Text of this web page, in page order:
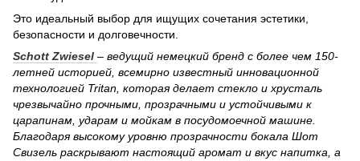
Это идеальный выбор для ищущих сочетания эстетики,
безопасности и долговечности.
Schott Zwiesel – ведущий немецкий бренд с более чем 150-
летней историей, всемирно известный инновационной
технологией Tritan, которая делает стекло и хрусталь
чрезвычайно прочными, прозрачными и устойчивыми к
царапинам, ударам и мойкам в посудомоечной машине.
Благодаря высокому уровню прозрачности бокала Шот
Свизель раскрывают настоящий аромат и вкус напитка, а